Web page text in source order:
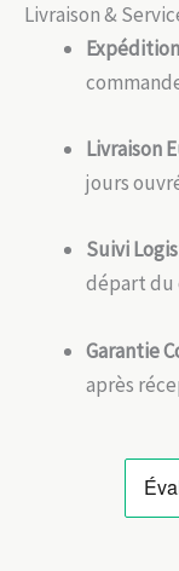
Livraison &
Livraison
jours
Suivi
départ du
Garantie
après